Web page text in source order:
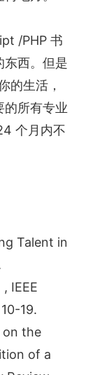
/PHP 书
东西。但是
的生活，
的所有专业
个月内不
Talent in
IEEE
19.
on the
of a